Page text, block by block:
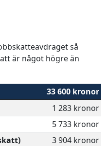
så
är något högre än
33 600 kronor
1 283 kronor
5 733 kronor
3 904 kronor